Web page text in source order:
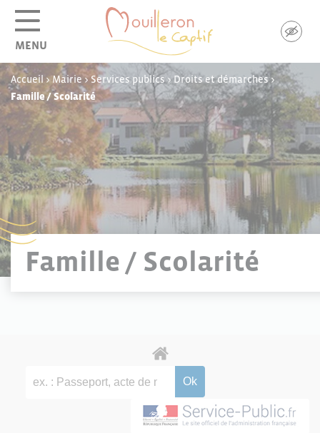
MENU
Accueil >Mairie> Services publics>Droits et démarches>
Famille / Scolarité
Famille / Scolarité
Panneau de gestion des cookies